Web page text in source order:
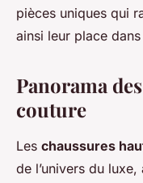
pièces uniques qui
ainsi leur place
Panorama
couture
Les chaussures
de l’univers du